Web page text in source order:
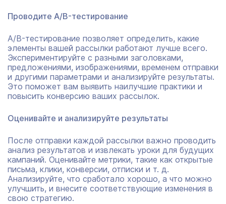
Проводите A/B-тестирование
A/B-тестирование позволяет определить, какие
элементы вашей рассылки работают лучше всего.
Экспериментируйте с разными заголовками,
предложениями, изображениями, временем отправки
и другими параметрами и анализируйте результаты.
Это поможет вам выявить наилучшие практики и
повысить конверсию ваших рассылок.
Оценивайте и анализируйте результаты
После отправки каждой рассылки важно проводить
анализ результатов и извлекать уроки для будущих
кампаний. Оценивайте метрики, такие как открытые
письма, клики, конверсии, отписки и т. д.
Анализируйте, что сработало хорошо, а что можно
улучшить, и внесите соответствующие изменения в
свою стратегию.